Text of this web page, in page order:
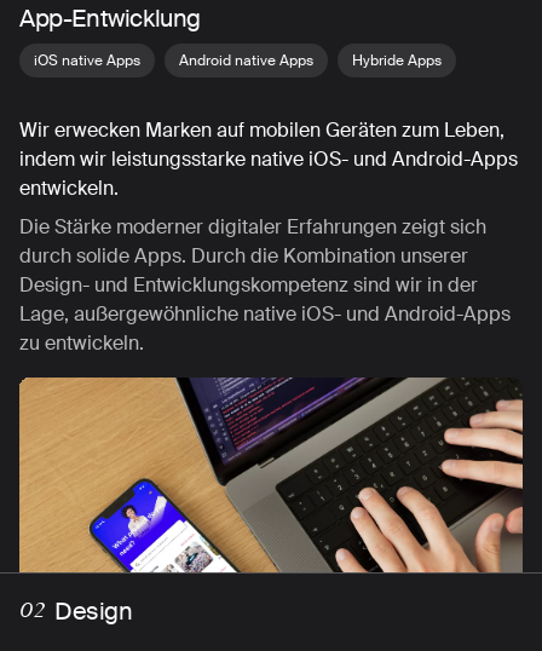
Strategie
02 Design
Visualisierung
Technologie
App-Entwicklung
iOS native Apps Android native Apps Hybride Apps
Wir erwecken Marken auf mobilen Geräten zum Leben,
indem wir leistungsstarke native iOS- und Android-Apps
entwickeln.
Die Stärke moderner digitaler Erfahrungen zeigt sich
durch solide Apps. Durch die Kombination unserer
Design- und Entwicklungskompetenz sind wir in der
Lage, außergewöhnliche native iOS- und Android-Apps
zu entwickeln.